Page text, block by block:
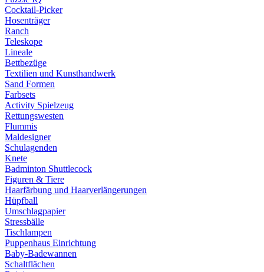
Cocktail-Picker
Hosenträger
Ranch
Teleskope
Lineale
Bettbezüge
Textilien und Kunsthandwerk
Sand Formen
Farbsets
Activity Spielzeug
Rettungswesten
Flummis
Maldesigner
Schulagenden
Knete
Badminton Shuttlecock
Figuren & Tiere
Haarfärbung und Haarverlängerungen
Hüpfball
Umschlagpapier
Stressbälle
Tischlampen
Puppenhaus Einrichtung
Baby-Badewannen
Schaltflächen